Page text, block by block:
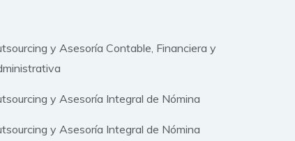
y Asesoría Contable, Financiera y
y Asesoría Integral de Nómina
y Asesoría Integral de Nómina